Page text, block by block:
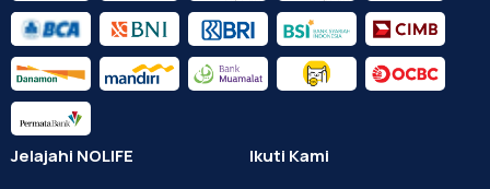
Jelajahi NOLIFE Ikuti Kami